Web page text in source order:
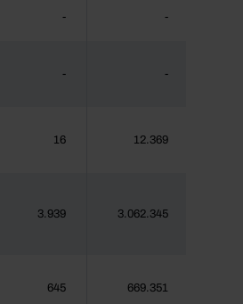
- -
- -
16 12.369
3.939 3.062.345
645 669.351